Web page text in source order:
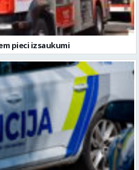
pieci izsaukumi